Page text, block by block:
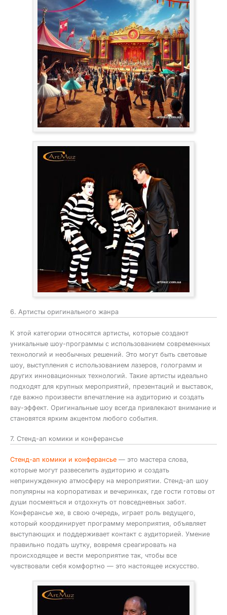
6. Артисты оригинального жанра
К этой категории относятся артисты, которые создают
уникальные шоу-программы с использованием современных
технологий и необычных решений. Это могут быть световые
шоу, выступления с использованием лазеров, голограмм и
других инновационных технологий. Такие артисты идеально
подходят для крупных мероприятий, презентаций и выставок,
где важно произвести впечатление на аудиторию и создать
вау-эффект. Оригинальные шоу всегда привлекают внимание и
становятся ярким акцентом любого события.
7. Стенд-ап комики и конферансье
Стенд-ап комики и конферансье — это мастера слова,
которые могут развеселить аудиторию и создать
непринужденную атмосферу на мероприятии. Стенд-ап шоу
популярны на корпоративах и вечеринках, где гости готовы от
души посмеяться и отдохнуть от повседневных забот.
Конферансье же, в свою очередь, играет роль ведущего,
который координирует программу мероприятия, объявляет
выступающих и поддерживает контакт с аудиторией. Умение
правильно подать шутку, вовремя среагировать на
происходящее и вести мероприятие так, чтобы все
чувствовали себя комфортно — это настоящее искусство.